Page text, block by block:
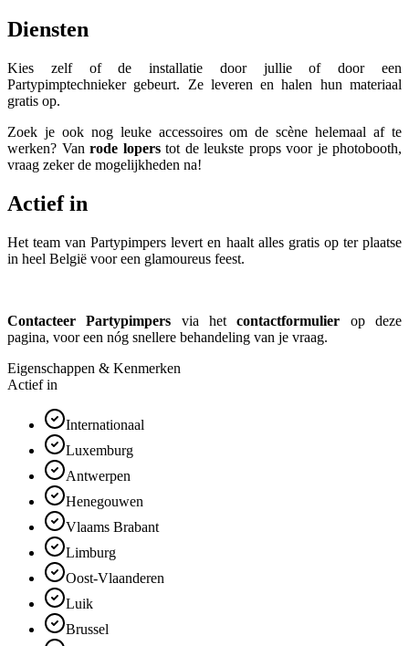
Diensten
Kies zelf of de installatie door jullie of door een
Partypimptechnieker gebeurt. Ze leveren en halen hun materiaal
gratis op.
Zoek je ook nog leuke accessoires om de scène helemaal af te
werken? Van rode loperstot de leukste props voor je photobooth,
vraag zeker de mogelijkheden na!
Actief in
Het team van Partypimpers levert en haalt alles gratis op ter plaatse
in heel België voor een glamoureus feest.
Contacteer Partypimpers via hetcontactformulier op deze
pagina, voor een nóg snellere behandeling van je vraag.
Eigenschappen & Kenmerken
Actief in
Internationaal
Luxemburg
Antwerpen
Henegouwen
Vlaams Brabant
Limburg
Oost-Vlaanderen
Luik
Brussel